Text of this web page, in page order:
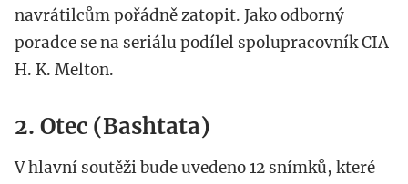
navrátilcům pořádně zatopit. Jako odborný
poradce se na seriálu podílel spolupracovník CIA
H. K. Melton.
2. Otec (Bashtata)
V hlavní soutěži bude uvedeno 12 snímků, které